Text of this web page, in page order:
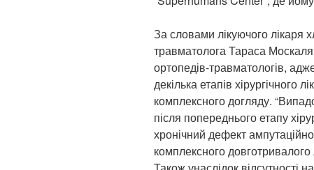
За словами лікуючого лікаря
травматолога Тараса
ортопедів-травматологів,
декілька етапів хірургічного
комплексного догляду.
після попереднього етапу
хронічний дефект
комплексного